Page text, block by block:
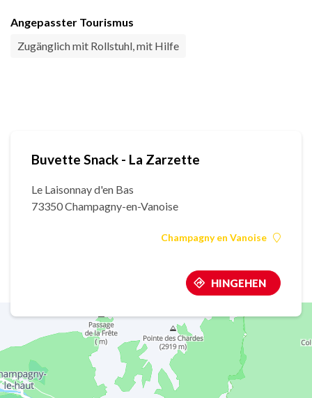
Angepasster Tourismus
Zugänglich mit Rollstuhl, mit Hilfe
Buvette Snack - La Zarzette
Le Laisonnay d'en Bas
73350 Champagny-en-Vanoise
Champagny en Vanoise
HINGEHEN